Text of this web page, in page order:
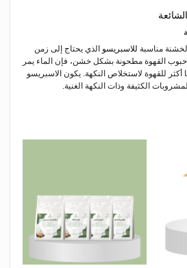
مناسبة للاسبريسو الذي يحتاج إلى زمن
القهوة مطحونة بشكل خشن، فإن الماء يمر
أكثر للقهوة لاستخلاص النكهة. يكون الاسبريسو
الكثيفة وذات النكهة الغنية.